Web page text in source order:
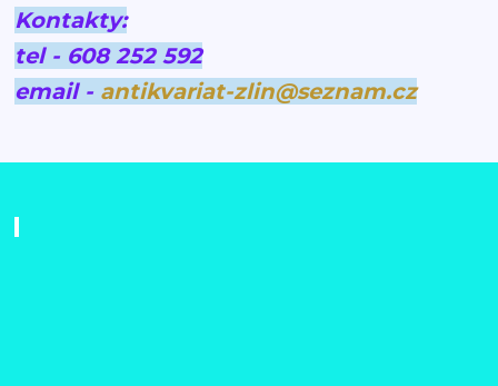
Kontakty:
tel - 608 252 592
email - antikvariat-zlin@seznam.cz